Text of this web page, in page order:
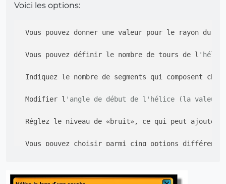
Voici les options:
Vous pouvez donner une valeur pour le rayon du
Vous pouvez définir le nombre de tours de l
Indiquez le nombre de segments qui composent
Modifier l 'angle de début de l'hélice (la valeur
Réglez le niveau de «bruit», ce qui peut ajouter
Vous pouvez choisir parmi cinq options